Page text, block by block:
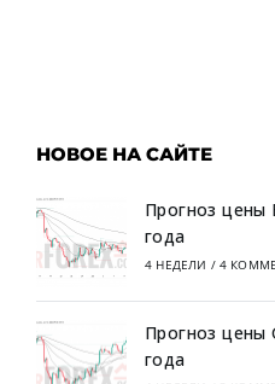
НОВОЕ НА САЙТЕ
Прогноз цены
года
4 НЕДЕЛИ / 4
Прогноз цены
года